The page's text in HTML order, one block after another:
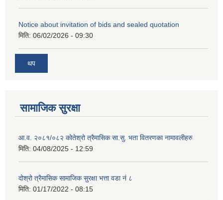
Notice about invitation of bids and sealed quotation
मिति: 06/02/2026 - 09:30
थप
सामाजिक सुरक्षा
आ.व. २०८१/०८२ कोतेश्रो त्रैमासिक सा.सु. भता वितरणका नामावलीहरु
मिति: 04/08/2025 - 12:59
दोश्रो त्रैमासिक सामाजिक सुरक्षा भत्ता वडा नं ८
मिति: 01/17/2022 - 08:15